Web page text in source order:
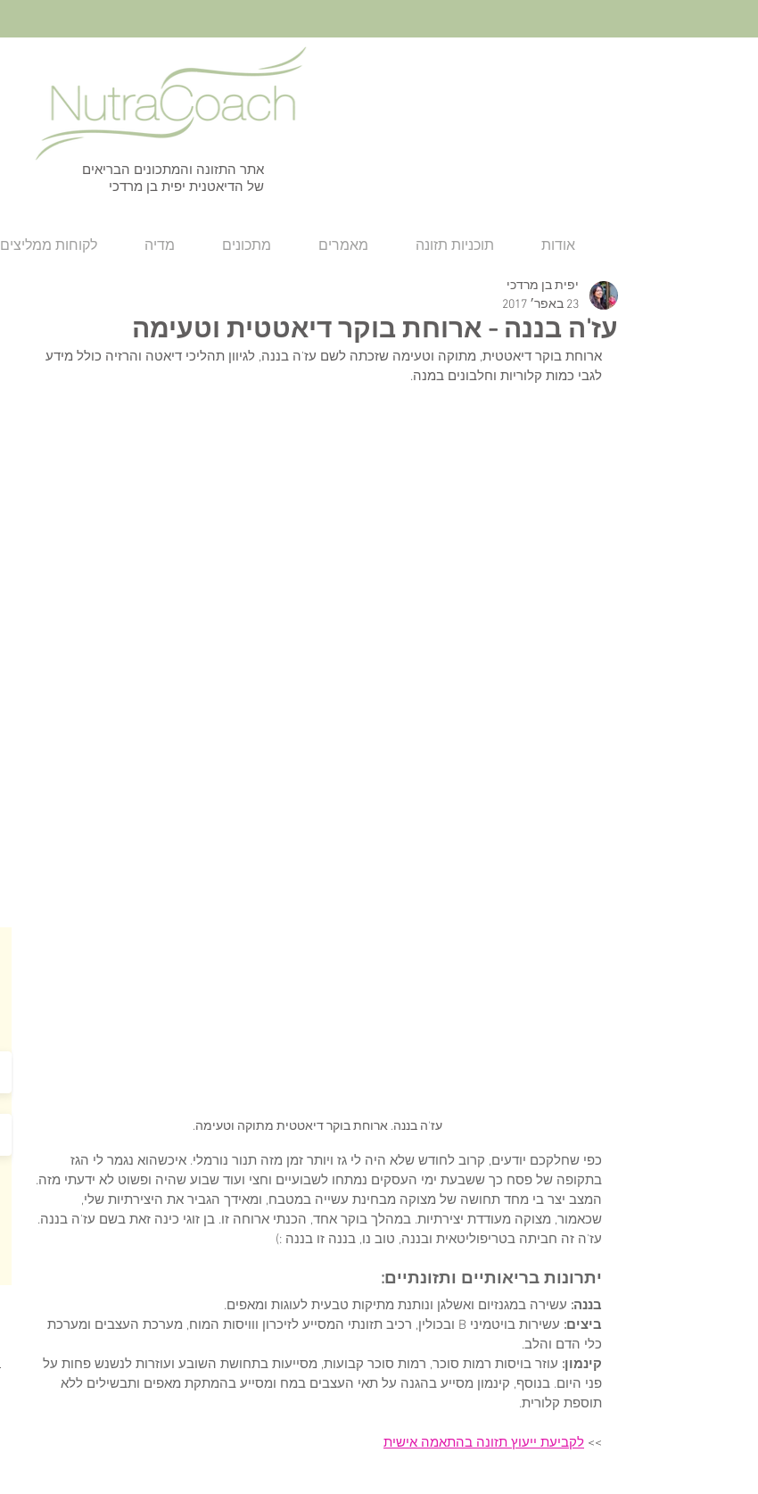
אתר התזונה והמתכונים הבריאים
של הדיאטנית יפית בן מרדכי
אודות תוכניות תזונה מאמרים מתכונים מדיה לקוחות ממליצים
עז'ה בננה - ארוחת בוקר דיאטטית וטעימה
יפית בן מרדכי
23 באפר׳ 2017
ארוחת בוקר דיאטטית, מתוקה וטעימה שזכתה לשם עז'ה בננה, לגיוון תהליכי דיאטה והרזיה כולל מידע
לגבי כמות קלוריות וחלבונים במנה.
עז'ה בננה. ארוחת בוקר דיאטטית מתוקה וטעימה.
כפי שחלקכם יודעים, קרוב לחודש שלא היה לי גז ויותר זמן מזה תנור נורמלי. איכשהוא נגמר לי הגז
בתקופה של פסח כך ששבעת ימי העסקים נמתחו לשבועיים וחצי ועוד שבוע שהיה ופשוט לא ידעתי מזה.
המצב יצר בי מחד תחושה של מצוקה מבחינת עשייה במטבח, ומאידך הגביר את היצירתיות שלי,
שכאמור, מצוקה מעודדת יצירתיות. במהלך בוקר אחד, הכנתי ארוחה זו. בן זוגי כינה זאת בשם עז'ה בננה.
עז'ה זה חביתה בטריפוליטאית ובננה, טוב נו, בננה זו בננה :)
יתרונות בריאותיים ותזונתיים:
בננה: עשירה במגנזיום ואשלגן ונותנת מתיקות טבעית לעוגות ומאפים.
ביצים:
עשירות בויטמיני B ובכולין, רכיב תזונתי המסייע לזיכרון ווויסות המוח, מערכת העצבים ומערכת
כלי הדם והלב.
קינמון: עוזר בויסות רמות סוכר, רמות סוכר קבועות, מסייעות בתחושת השובע ועוזרות לנשנש פחות על
פני היום. בנוסף, קינמון מסייע בהגנה על תאי העצבים במח ומסייע בהמתקת מאפים ותבשילים ללא
תוספת קלורית.
>> לקביעת ייעוץ תזונה בהתאמה אישית